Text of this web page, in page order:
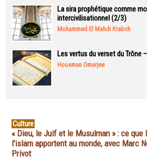
La sira prophétique comme
intercivilisationnel (2/3)
Mohammed El Mahdi Krabch
Les vertus du verset du Trône
Housman Omarjee
Culture
« Dieu, le Juif et le Musulman » : ce que
l'islam apportent au monde, avec Marc
Privot